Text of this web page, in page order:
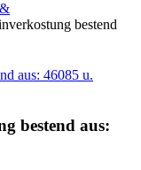
bestend
bestend aus: